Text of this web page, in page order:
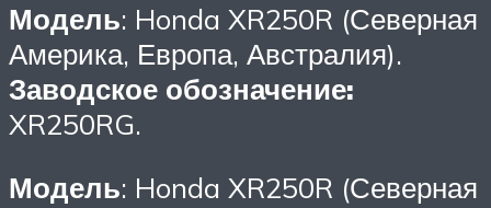
Модель: Honda XR250R (Северная
Америка, Европа, Австралия).
Заводское обозначение:
XR250RG.
Модель: Honda XR250R (Северная